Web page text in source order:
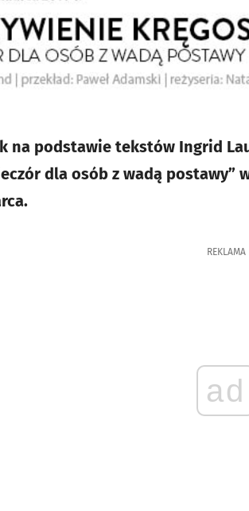
na podstawie tekstów Ingrid
dla osób z wadą postawy”
REKLAMA
ad